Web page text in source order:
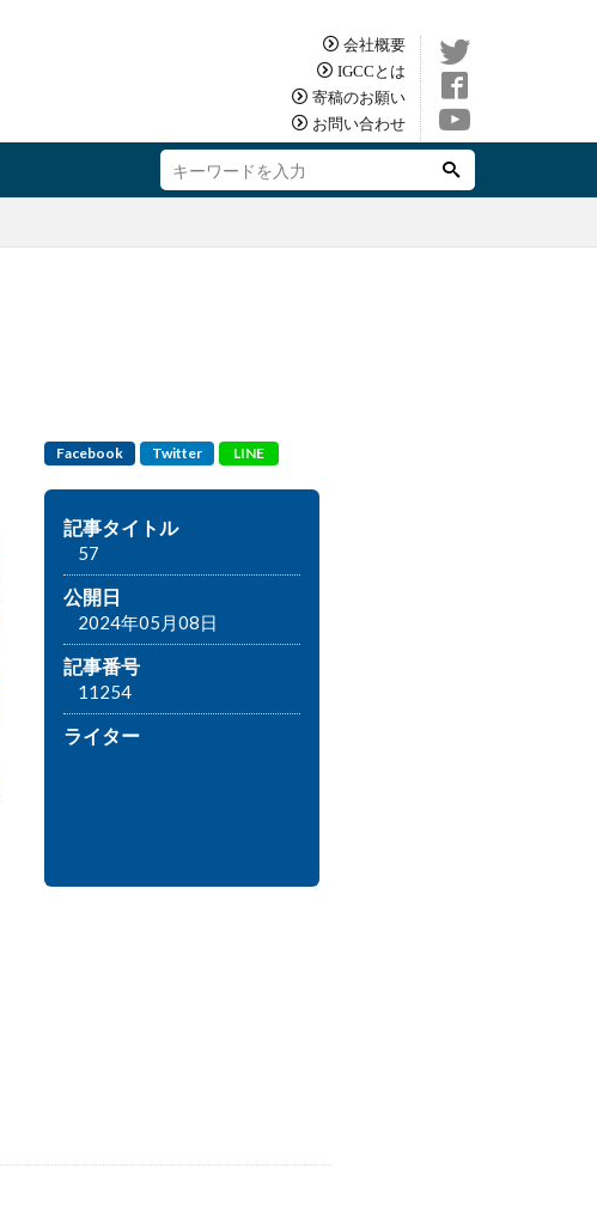
会社概要
IGCCとは
寄稿のお願い
お問い合わせ
Facebook Twitter LINE
記事タイトル
57
公開日
2024年05月08日
記事番号
11254
ライター